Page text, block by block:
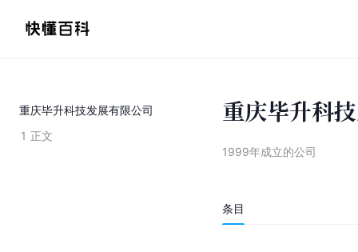
重庆毕升科技发展有限公司
1 正文
重庆毕升科
1999年成立的公司
条目